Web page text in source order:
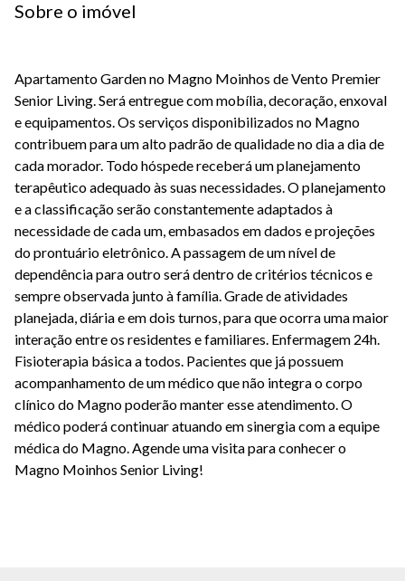
Sobre o imóvel
Apartamento Garden no Magno Moinhos de Vento Premier
Senior Living. Será entregue com mobília, decoração, enxoval
e equipamentos. Os serviços disponibilizados no Magno
contribuem para um alto padrão de qualidade no dia a dia de
cada morador. Todo hóspede receberá um planejamento
terapêutico adequado às suas necessidades. O planejamento
e a classificação serão constantemente adaptados à
necessidade de cada um, embasados em dados e projeções
do prontuário eletrônico. A passagem de um nível de
dependência para outro será dentro de critérios técnicos e
sempre observada junto à família. Grade de atividades
planejada, diária e em dois turnos, para que ocorra uma maior
interação entre os residentes e familiares. Enfermagem 24h.
Fisioterapia básica a todos. Pacientes que já possuem
acompanhamento de um médico que não integra o corpo
clínico do Magno poderão manter esse atendimento. O
médico poderá continuar atuando em sinergia com a equipe
médica do Magno. Agende uma visita para conhecer o
Magno Moinhos Senior Living!